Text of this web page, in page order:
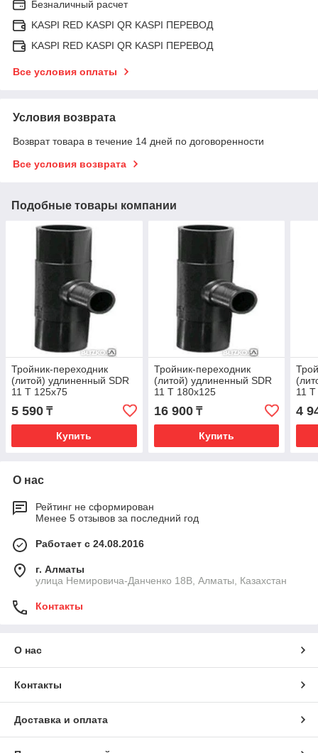
Безналичный расчет
KASPI RED KASPI QR KASPI ПЕРЕВОД
KASPI RED KASPI QR KASPI ПЕРЕВОД
Все условия оплаты
Условия возврата
Возврат товара в течение 14 дней по договоренности
Все условия возврата
Подобные товары компании
Тройник-переходник
(литой) удлиненный SDR
11 Т 125х75
5 590 ₸
Купить
Тройник-переходник
(литой) удлиненный SDR
11 Т 180х125
16 900₸
Купить
11
4
О нас
Рейтинг не сформирован
Менее 5 отзывов за последний год
Работает с 24.08.2016
г. Алматы
улица Немировича-Данченко 18В, Алматы, Казахстан
Контакты
О нас
Контакты
Доставка и оплата